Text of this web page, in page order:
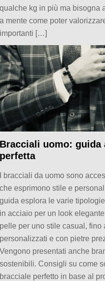
qualche kg in più ma bisogna
a mente come poter
importanti […]
Bracciali uomo: guida
perfetta
I bracciali da uomo sono
che esprimono stile e
guida esplora le varie
in acciaio per un look
pelle per uno stile casual, fino
personalizzati e con pietre
Vengono presentati anche
sostenibili. Consigli su come
bracciale perfetto in base al